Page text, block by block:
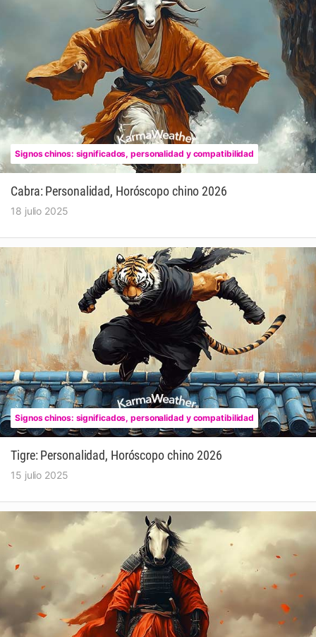
Signos chinos: significados, personalidad y compatibilidad
Cabra: Personalidad, Horóscopo chino 2026
18 julio 2025
Signos chinos: significados, personalidad y compatibilidad
Tigre: Personalidad, Horóscopo chino 2026
15 julio 2025